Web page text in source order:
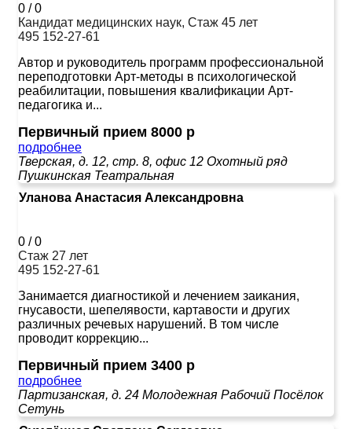
0 /0
Кандидат медицинских наук, Стаж 45 лет
495 152-27-61
Автор и руководитель программ профессиональной
переподготовки Арт-методы в психологической
реабилитации, повышения квалификации Арт-
педагогика и...
Первичный прием 8000 р
подробнее
Тверская, д. 12, стр. 8, офис 12 Охотный ряд
Пушкинская Театральная
Уланова Анастасия Александровна
0 /0
Стаж 27 лет
495 152-27-61
Занимается диагностикой и лечением заикания,
гнусавости, шепелявости, картавости и других
различных речевых нарушений. В том числе
проводит коррекцию...
Первичный прием 3400 р
подробнее
Партизанская, д. 24 Молодежная Рабочий Посёлок
Сетунь